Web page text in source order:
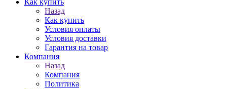
Как купить
Назад
Как купить
Условия оплаты
Условия доставки
Гарантия на товар
Компания
Назад
Компания
Политика